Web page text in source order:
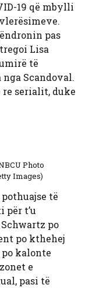
19 që mbylli
pas
Lisa
të
Scandoval.
serialit, duke
Photo
Images)
të
për t’u
po
po kthehej
po kalonte
e
pasi të